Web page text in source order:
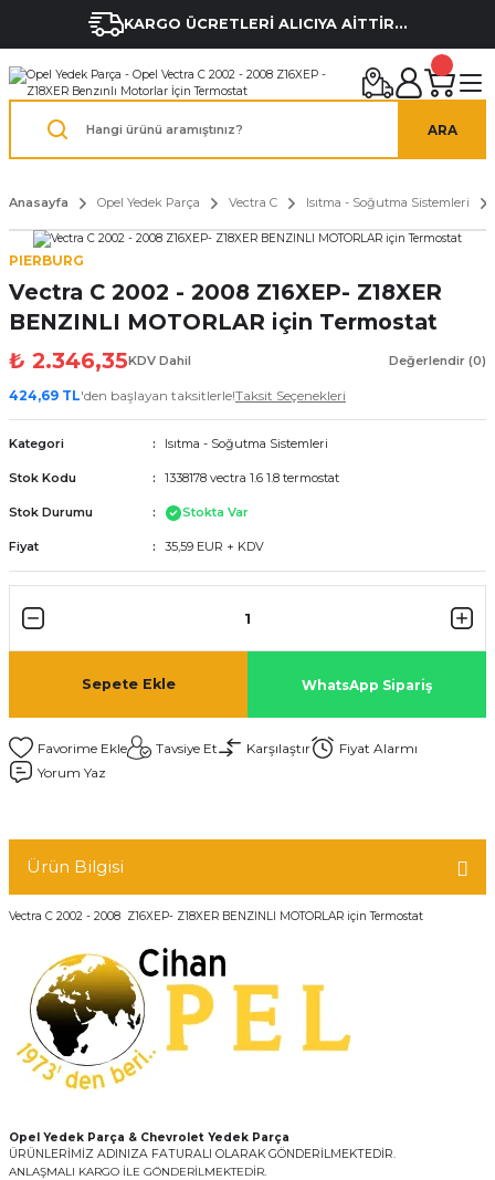
KARGO ÜCRETLERİ ALICIYA AİTTİR...
ARA
Anasayfa Opel Yedek Parça Vectra C Isıtma - Soğutma Sistemleri
PIERBURG
Vectra C 2002 - 2008 Z16XEP- Z18XER
BENZINLI MOTORLAR için Termostat
₺ 2.346,35KDV Dahil Değerlendir (0)
424,69 TL'den başlayan taksitlerle!Taksit Seçenekleri
Kategori Isıtma - Soğutma Sistemleri
Stok Kodu 1338178 vectra 1.6 1.8 termostat
Stok Durumu Stokta Var
Fiyat 35,59 EUR + KDV
Sepete Ekle WhatsApp Sipariş
Tavsiye Et Karşılaştır
Fiyat Alarmı
Yorum Yaz
Ürün Bilgisi
Vectra C 2002 - 2008 Z16XEP- Z18XER BENZINLI MOTORLAR için Termostat
Opel Yedek Parça & Chevrolet Yedek Parça
ÜRÜNLERİMİZ ADINIZA FATURALI OLARAK GÖNDERİLMEKTEDİR.
ANLAŞMALI KARGO İLE GÖNDERİLMEKTEDİR.